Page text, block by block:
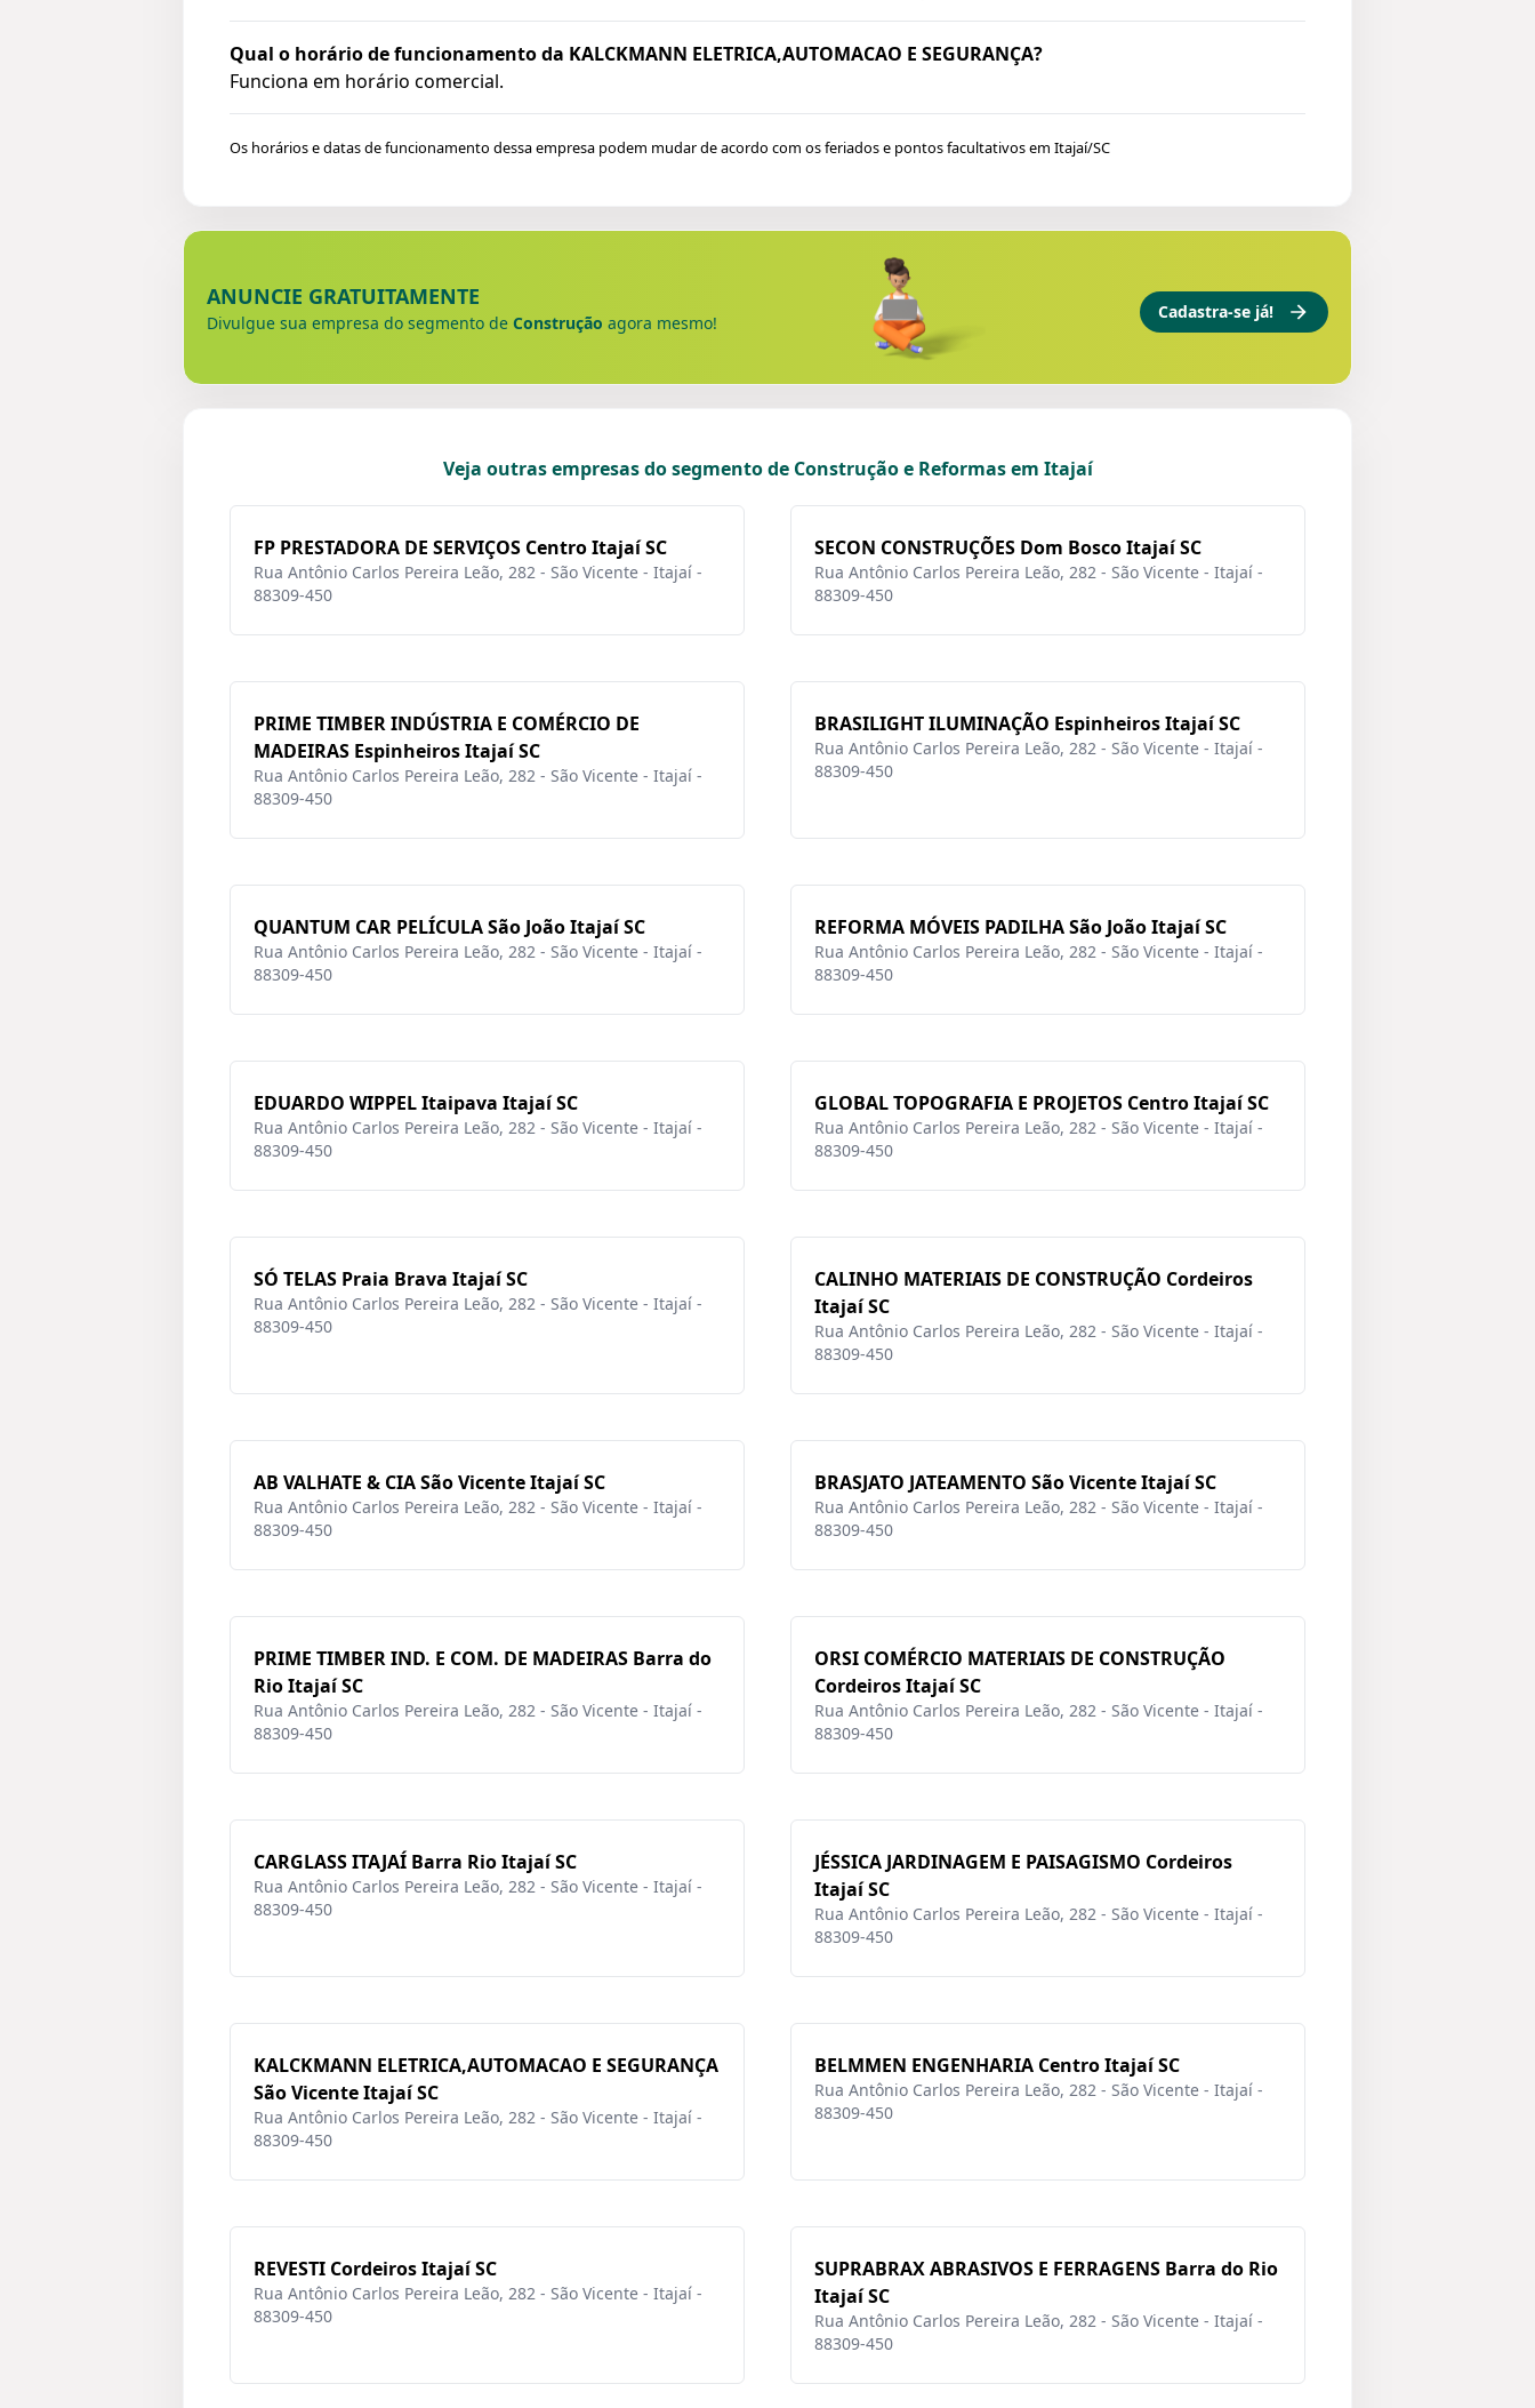
Qual o horário de funcionamento da KALCKMANN ELETRICA,AUTOMACAO E SEGURANÇA?
Funciona em horário comercial.
Os horários e datas de funcionamento dessa empresa podem mudar de acordo com os feriados e pontos facultativos em Itajaí/SC
ANUNCIE GRATUITAMENTE
Divulgue sua empresa do segmento de Construção agora mesmo!
Cadastra-se já!
Veja outras empresas do segmento de Construção e Reformas em Itajaí
FP PRESTADORA DE SERVIÇOS Centro Itajaí SC
Rua Antônio Carlos Pereira Leão, 282 - São Vicente - Itajaí -
88309-450
SECON CONSTRUÇÕES Dom Bosco Itajaí SC
Rua Antônio Carlos Pereira Leão, 282 - São Vicente - Itajaí -
88309-450
PRIME TIMBER INDÚSTRIA E COMÉRCIO DE
MADEIRAS Espinheiros Itajaí SC
Rua Antônio Carlos Pereira Leão, 282 - São Vicente - Itajaí -
88309-450
BRASILIGHT ILUMINAÇÃO Espinheiros Itajaí SC
Rua Antônio Carlos Pereira Leão, 282 - São Vicente - Itajaí -
88309-450
QUANTUM CAR PELÍCULA São João Itajaí SC
Rua Antônio Carlos Pereira Leão, 282 - São Vicente - Itajaí -
88309-450
REFORMA MÓVEIS PADILHA São João Itajaí SC
Rua Antônio Carlos Pereira Leão, 282 - São Vicente - Itajaí -
88309-450
EDUARDO WIPPEL Itaipava Itajaí SC
Rua Antônio Carlos Pereira Leão, 282 - São Vicente - Itajaí -
88309-450
GLOBAL TOPOGRAFIA E PROJETOS Centro Itajaí SC
Rua Antônio Carlos Pereira Leão, 282 - São Vicente - Itajaí -
88309-450
SÓ TELAS Praia Brava Itajaí SC
Rua Antônio Carlos Pereira Leão, 282 - São Vicente - Itajaí -
88309-450
CALINHO MATERIAIS DE CONSTRUÇÃO Cordeiros
Itajaí SC
Rua Antônio Carlos Pereira Leão, 282 - São Vicente - Itajaí -
88309-450
AB VALHATE & CIA São Vicente Itajaí SC
Rua Antônio Carlos Pereira Leão, 282 - São Vicente - Itajaí -
88309-450
BRASJATO JATEAMENTO São Vicente Itajaí SC
Rua Antônio Carlos Pereira Leão, 282 - São Vicente - Itajaí -
88309-450
PRIME TIMBER IND. E COM. DE MADEIRAS Barra do
Rio Itajaí SC
Rua Antônio Carlos Pereira Leão, 282 - São Vicente - Itajaí -
88309-450
ORSI COMÉRCIO MATERIAIS DE CONSTRUÇÃO
Cordeiros Itajaí SC
Rua Antônio Carlos Pereira Leão, 282 - São Vicente - Itajaí -
88309-450
CARGLASS ITAJAÍ Barra Rio Itajaí SC
Rua Antônio Carlos Pereira Leão, 282 - São Vicente - Itajaí -
88309-450
JÉSSICA JARDINAGEM E PAISAGISMO Cordeiros
Itajaí SC
Rua Antônio Carlos Pereira Leão, 282 - São Vicente - Itajaí -
88309-450
KALCKMANN ELETRICA,AUTOMACAO E SEGURANÇA
São Vicente Itajaí SC
Rua Antônio Carlos Pereira Leão, 282 - São Vicente - Itajaí -
88309-450
BELMMEN ENGENHARIA Centro Itajaí SC
Rua Antônio Carlos Pereira Leão, 282 - São Vicente - Itajaí -
88309-450
REVESTI Cordeiros Itajaí SC
Rua Antônio Carlos Pereira Leão, 282 - São Vicente - Itajaí -
88309-450
SUPRABRAX ABRASIVOS E FERRAGENS Barra do Rio
Itajaí SC
Rua Antônio Carlos Pereira Leão, 282 - São Vicente - Itajaí -
88309-450